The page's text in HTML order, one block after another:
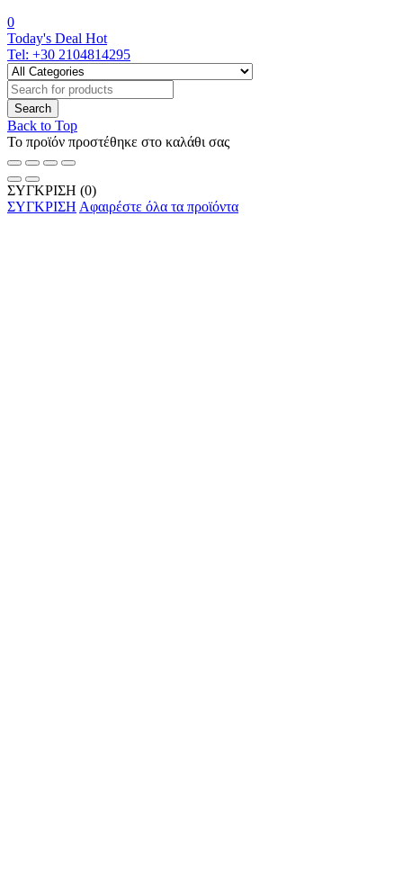
0
Today's Deal Hot
Tel: +30 2104814295
Back to Top
Το προϊόν προστέθηκε στο καλάθι σας
ΣΥΓΚΡΙΣΗ (0)
ΣΥΓΚΡΙΣΗ Αφαιρέστε όλα τα προϊόντα